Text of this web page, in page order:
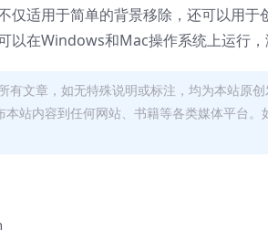
仅适用于简单的背景移除，还可以用于
以在Windows和Mac操作系统上运行，
有文章，如无特殊说明或标注，均为本站原
本站内容到任何网站、书籍等各类媒体平台